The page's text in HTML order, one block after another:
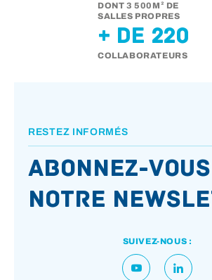
DONT 3 500M² DE
SALLES PROPRES
+ de 220
COLLABORATEURS
RESTEZ INFORMÉS
Abonnez-
notre
SUIVEZ-NOUS :